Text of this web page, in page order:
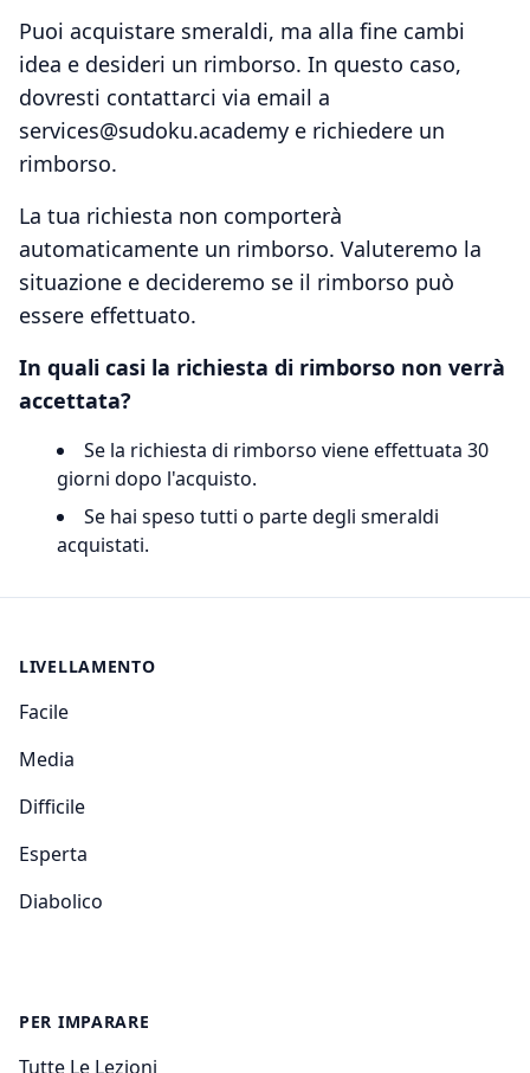
Puoi acquistare smeraldi, ma alla fine cambi
idea e desideri un rimborso. In questo caso,
dovresti contattarci via email a
services@sudoku.academy e richiedere un
rimborso.
La tua richiesta non comporterà
automaticamente un rimborso. Valuteremo la
situazione e decideremo se il rimborso può
essere effettuato.
In quali casi la richiesta di rimborso non verrà
accettata?
Se la richiesta di rimborso viene effettuata 30
giorni dopo l'acquisto.
Se hai speso tutti o parte degli smeraldi
acquistati.
LIVELLAMENTO
Facile
Media
Difficile
Esperta
Diabolico
PER IMPARARE
Tutte Le Lezioni